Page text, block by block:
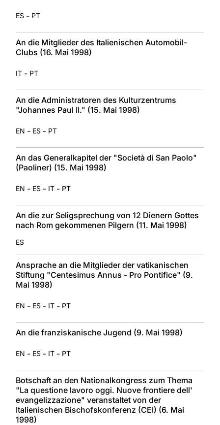
ES - PT
An die Mitglieder des Italienischen Automobil-
Clubs (16. Mai 1998)
IT - PT
An die Administratoren des Kulturzentrums
"Johannes Paul II." (15. Mai 1998)
EN - ES - PT
An das Generalkapitel der "Società di San Paolo"
(Paoliner) (15. Mai 1998)
EN - ES - IT - PT
An die zur Seligsprechung von 12 Dienern Gottes
nach Rom gekommenen Pilgern (11. Mai 1998)
ES
Ansprache an die Mitglieder der vatikanischen
Stiftung "Centesimus Annus - Pro Pontifice" (9.
Mai 1998)
EN - ES - IT - PT
An die franziskanische Jugend (9. Mai 1998)
EN - ES - IT - PT
Botschaft an den Nationalkongress zum Thema
"La questione lavoro oggi. Nuove frontiere dell'
evangelizzazione" veranstaltet von der
Italienischen Bischofskonferenz (CEI) (6. Mai
1998)